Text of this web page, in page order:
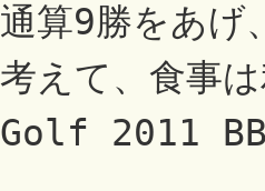
通算9勝をあげ
考えて、食事
Golf 2011